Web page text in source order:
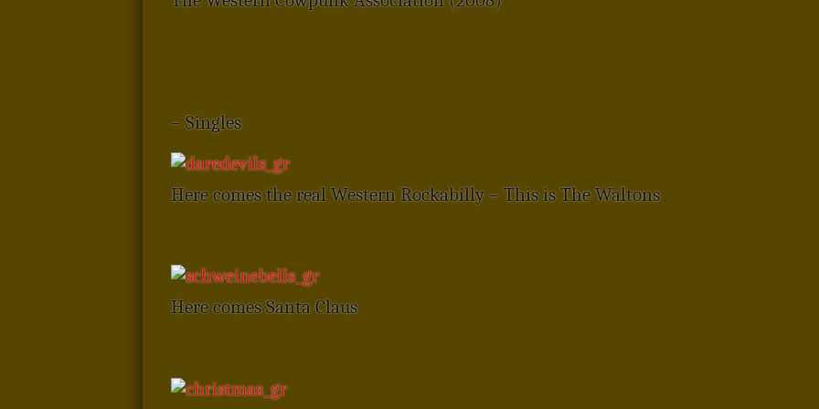
– Singles
Here comes the real Western Rockabilly – This is The Waltons
Here comes Santa Claus